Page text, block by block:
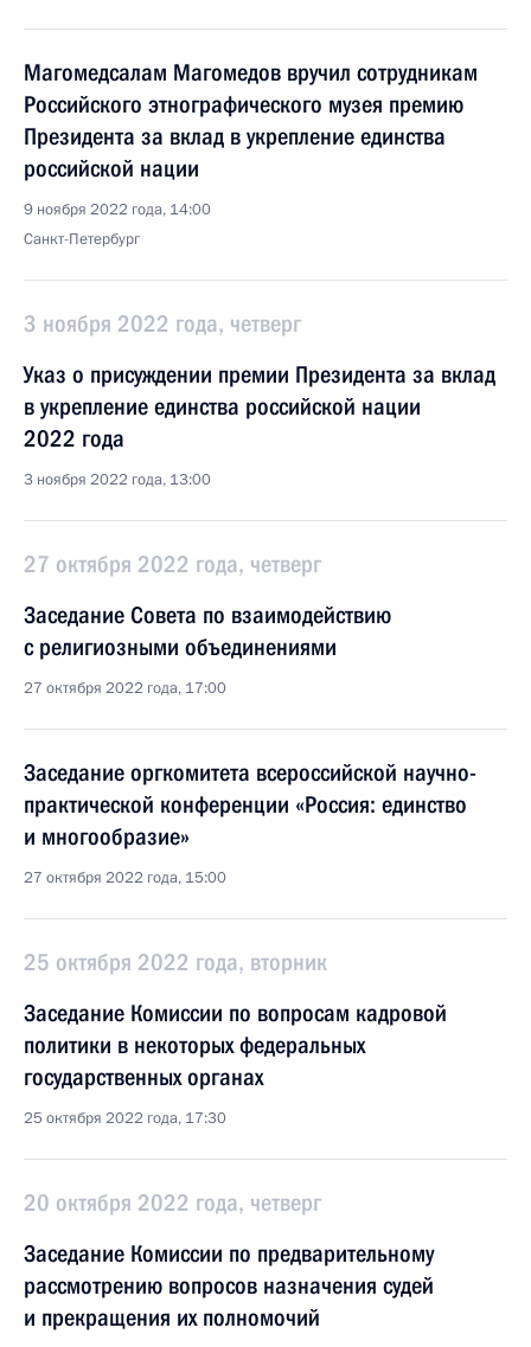
Магомедсалам Магомедов вручил сотрудникам
Российского этнографического музея премию
Президента за вклад в укрепление единства
российской нации
9 ноября 2022 года, 14:00
Санкт-Петербург
3 ноября 2022 года, четверг
Указ о присуждении премии Президента за вклад
в укрепление единства российской нации
2022 года
3 ноября 2022 года, 13:00
27 октября 2022 года, четверг
Заседание Совета по взаимодействию
с религиозными объединениями
27 октября 2022 года, 17:00
Заседание оргкомитета всероссийской научно-
практической конференции «Россия: единство
и многообразие»
27 октября 2022 года, 15:00
25 октября 2022 года, вторник
Заседание Комиссии по вопросам кадровой
политики в некоторых федеральных
государственных органах
25 октября 2022 года, 17:30
20 октября 2022 года, четверг
Заседание Комиссии по предварительному
рассмотрению вопросов назначения судей
и прекращения их полномочий